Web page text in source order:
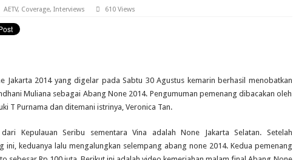
AETV, Coverage, Interviews 610 Views
Jakarta 2014 yang digelar pada Sabtu 30 Agustus kemarin berhasil menobatkan
Muliana sebagai Abang None 2014. Pengumuman pemenang dibacakan oleh
T Purnama dan ditemani istrinya, Veronica Tan.
Kepulauan Seribu sementara Vina adalah None Jakarta Selatan. Setelah
ini, keduanya lalu mengalungkan selempang abang none 2014. Kedua pemenang